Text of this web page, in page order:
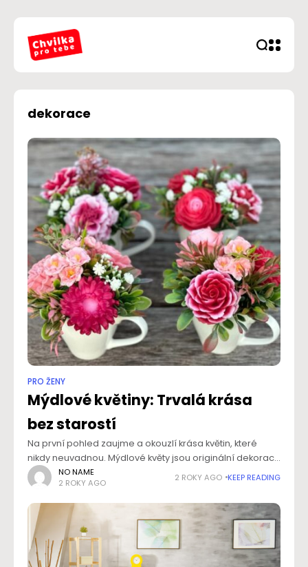
dekorace
PRO ŽENY
Mýdlové květiny: Trvalá krása
bez starostí
Na první pohled zaujme a okouzlí krása květin, které
nikdy neuvadnou. Mýdlové květy jsou originální dekorací,
která přináší do vašeho domova přírodní kouzlo a
svěžest, aniž byste se o ně
NO NAME
2 ROKY AGO
2 ROKY AGO KEEP READING